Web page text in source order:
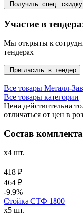
Получить спец. скидку
Участие в
Мы открыты к
тендерах
Пригласить в тендер
Все товары Металл-
Все товары категории
Цена действительна
отличаться от цен в
Состав комплекта
x4 шт.
418 ₽
464 ₽
-9.9%
Стойка СТФ 1800
x5 шт.